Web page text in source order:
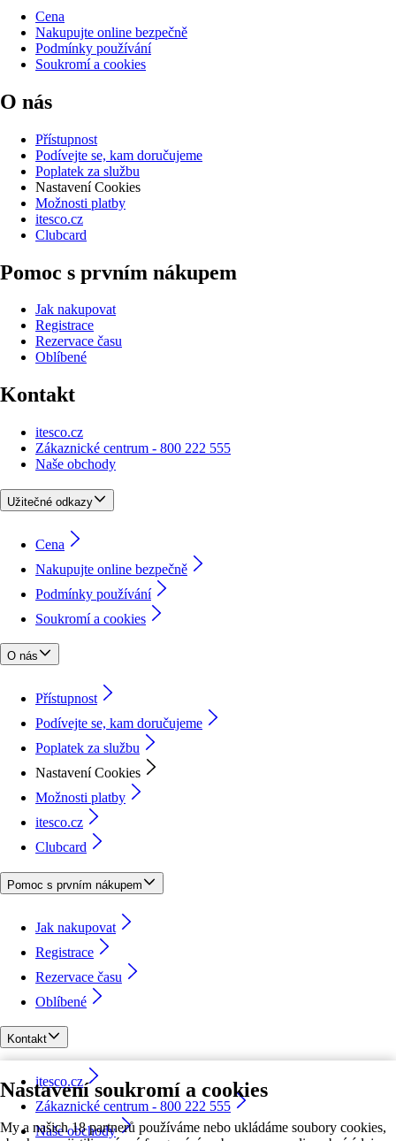
Nastavení soukromí a cookies
My a našich 18 partnerů používáme nebo ukládáme soubory cookies,
Cena
Nakupujte online bezpečně
Podmínky používání
Soukromí a cookies
O nás
Přístupnost
Podívejte se, kam doručujeme
Poplatek za službu
Nastavení Cookies
Možnosti platby
itesco.cz
Clubcard
Pomoc s prvním nákupem
Jak nakupovat
Registrace
Rezervace času
Oblíbené
Kontakt
itesco.cz
Zákaznické centrum - 800 222 555
Naše obchody
Užitečné odkazy
Cena
Nakupujte online bezpečně
Podmínky používání
Soukromí a cookies
O nás
Přístupnost
Podívejte se, kam doručujeme
Poplatek za službu
Nastavení Cookies
Možnosti platby
itesco.cz
Clubcard
Pomoc s prvním nákupem
Jak nakupovat
Registrace
Rezervace času
Oblíbené
Kontakt
itesco.cz
Zákaznické centrum - 800 222 555
Naše obchody